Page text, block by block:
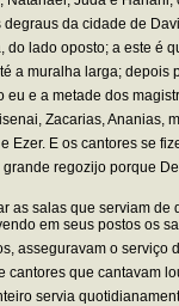
da cidade de
lado oposto; a este é
a muralha larga;
e a metade dos
Zacarias, Ananias,
E os cantores se
regozijo porque
as salas que serviam
em seus postos os
asseguravam o
que cantavam
servia